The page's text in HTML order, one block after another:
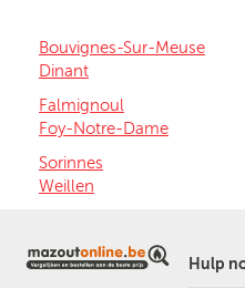
Bouvignes-Sur-Meuse
Dinant
Falmignoul
Foy-Notre-Dame
Sorinnes
Weillen
Hulp